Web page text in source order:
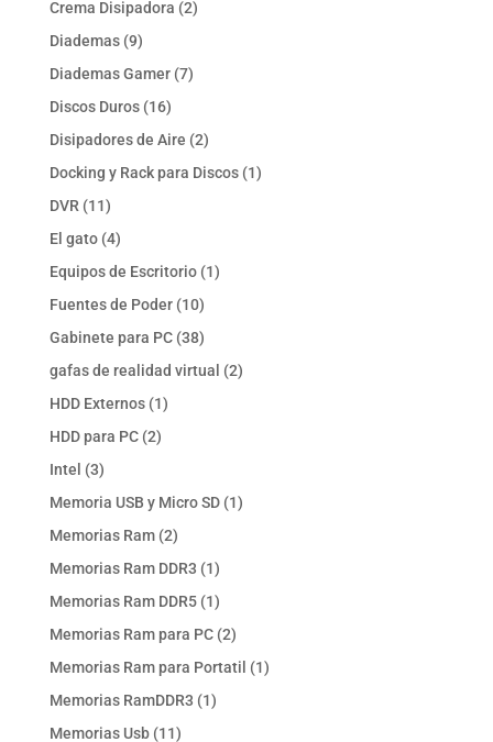
Crema Disipadora 22
Diademas 99
productos
Diademas Gamer 77
Discos Duros 1616
productos
Disipadores de Aire 22
productos
Docking y Rack para Discos 11
DVR 1111
productos
El gato 44
productos
Equipos de Escritorio 11
Fuentes de Poder 1010
productos
Gabinete para PC 3838
productos
gafas de realidad virtual 22
HDD Externos 11
HDD para PC 22
Intel 33
productos
Memoria USB y Micro SD 11
Memorias Ram 22
productos
Memorias Ram DDR3 11
producto
Memorias Ram DDR5 11
producto
Memorias Ram para PC 22
productos
Memorias Ram para Portatil 11
Memorias RamDDR3 11
Memorias Usb 1111